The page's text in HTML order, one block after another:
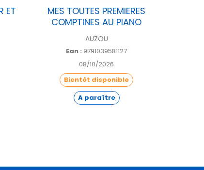
ET
MES TOUTES PREMIERES
COMPTINES AU PIANO
AUZOU
Ean : 9791039581127
08/10/2026
Bientôt disponible
A paraître